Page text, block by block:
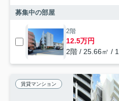
募集中の部屋
2階
12.5万円
2階 / 25.66㎡ /
賃貸マンション